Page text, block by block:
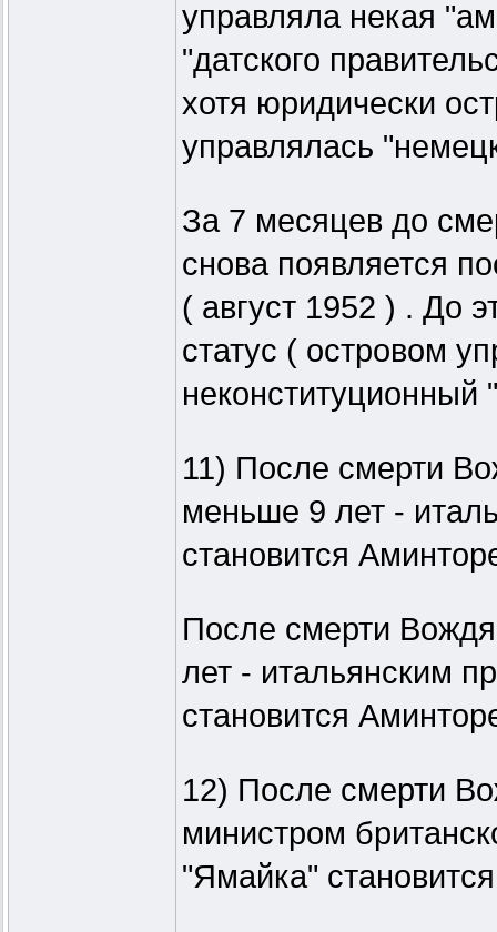
управляла некая
"датского
хотя юридически
управлялась
За 7 месяцев до
снова появляется
( август 1952 ) . До
статус ( островом
неконституционный
11) После смерти
меньше 9 лет -
становится
После смерти
лет - итальянским
становится
12) После смерти
министром
"Ямайка"